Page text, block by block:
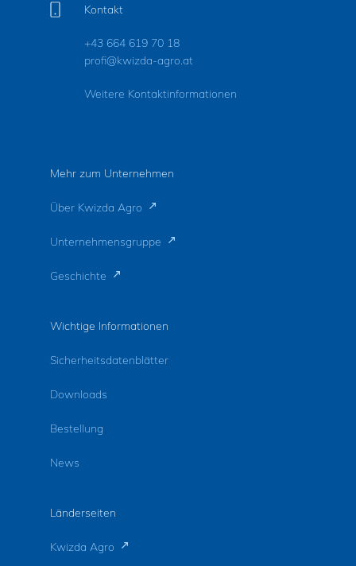
Kontakt
+43 664 619 70 18
profi@kwizda-agro.at
Weitere Kontaktinformationen
Mehr zum Unternehmen
Über Kwizda Agro
Unternehmensgruppe
Geschichte
Wichtige Informationen
Sicherheitsdatenblätter
Downloads
Bestellung
News
Länderseiten
Kwizda Agro